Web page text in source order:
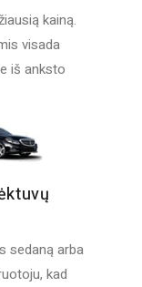
kainą.
visada
iš anksto
sedaną arba
kad